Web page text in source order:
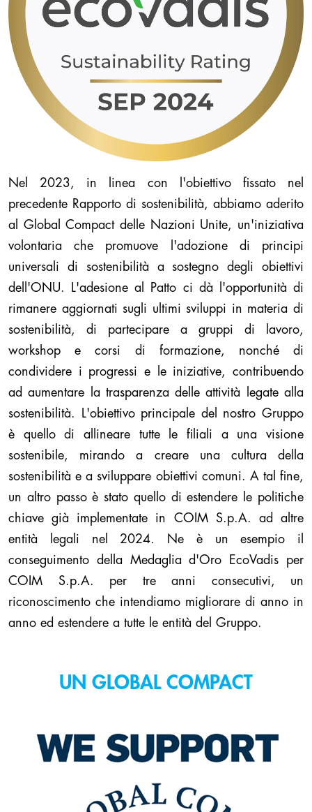
Nel 2023, in linea con l'obiettivo fissato nel
precedente Rapporto di sostenibilità, abbiamo aderito
al Global Compact delle Nazioni Unite, un'iniziativa
volontaria che promuove l'adozione di principi
universali di sostenibilità a sostegno degli obiettivi
dell'ONU. L'adesione al Patto ci dà l'opportunità di
rimanere aggiornati sugli ultimi sviluppi in materia di
sostenibilità, di partecipare a gruppi di lavoro,
workshop e corsi di formazione, nonché di
condividere i progressi e le iniziative, contribuendo
ad aumentare la trasparenza delle attività legate alla
sostenibilità. L'obiettivo principale del nostro Gruppo
è quello di allineare tutte le filiali a una visione
sostenibile, mirando a creare una cultura della
sostenibilità e a sviluppare obiettivi comuni. A tal fine,
un altro passo è stato quello di estendere le politiche
chiave già implementate in COIM S.p.A. ad altre
entità legali nel 2024. Ne è un esempio il
conseguimento della Medaglia d'Oro EcoVadis per
COIM S.p.A. per tre anni consecutivi, un
riconoscimento che intendiamo migliorare di anno in
anno ed estendere a tutte le entità del Gruppo.
UN GLOBAL COMPACT